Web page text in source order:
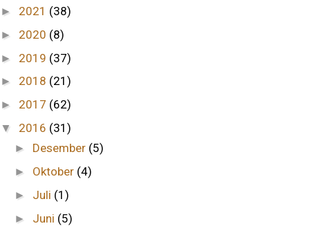
► 2021 (38)
► 2020 (8)
► 2019 (37)
► 2018 (21)
► 2017 (62)
▼ 2016 (31)
► Desember (5)
► Oktober (4)
► Juli (1)
► Juni (5)